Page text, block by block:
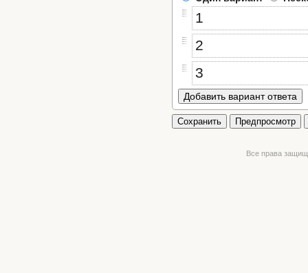
1
2
3
Добавить вариант ответа
Сохранить Предпросмотр
Все права